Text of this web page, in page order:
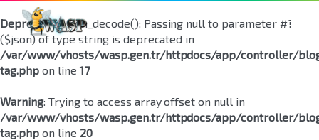
Deprecated: json_decode(): Passing null to parameter #1
($json) of type string is deprecated in
/var/www/vhosts/wasp.gen.tr/httpdocs/app/controller/
tag.phpon line 17
Warning: Trying to access array offset on null in
/var/www/vhosts/wasp.gen.tr/httpdocs/app/controller/
tag.phpon line 20